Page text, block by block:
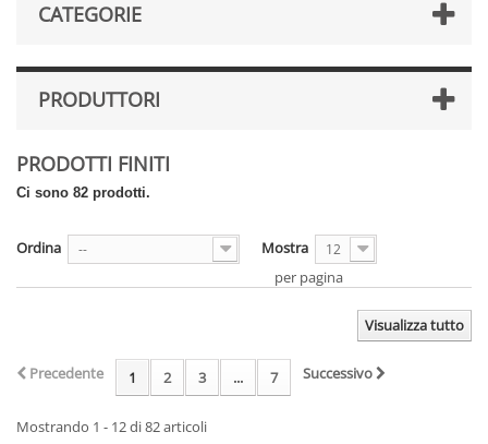
CATEGORIE
PRODUTTORI
PRODOTTI FINITI
Ci sono 82 prodotti.
Ordina -- Mostra 12
per pagina
Visualizza tutto
Precedente 1 2 3 ... 7 Successivo
Mostrando 1 - 12 di 82 articoli